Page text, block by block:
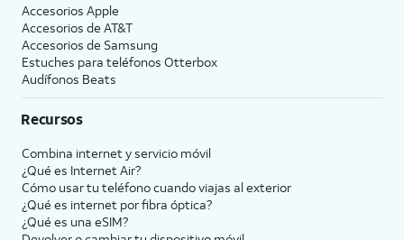
Accesorios Apple
Accesorios de AT&T
Accesorios de Samsung
Estuches para teléfonos Otterbox
Audífonos Beats
Recursos
Combina internet y servicio móvil
¿Qué es Internet Air?
Cómo usar tu teléfono cuando viajas al exterior
¿Qué es internet por fibra óptica?
¿Qué es una eSIM?